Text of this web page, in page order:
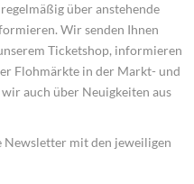
über anstehende
Wir senden Ihnen
Ticketshop, informieren
Flohmärkte in der Markt- und
auch über Neuigkeiten aus
mit den jeweiligen